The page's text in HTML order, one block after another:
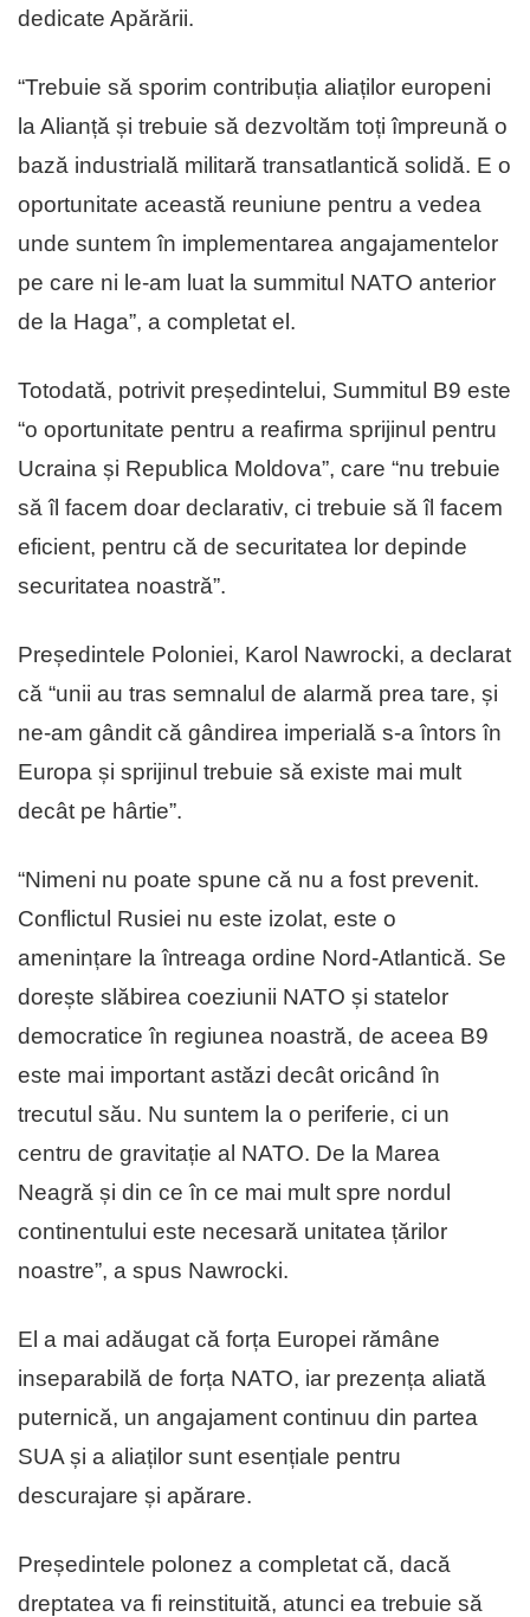
dedicate Apărării.
“Trebuie să sporim contribuția aliaților europeni
la Alianță și trebuie să dezvoltăm toți împreună o
bază industrială militară transatlantică solidă. E o
oportunitate această reuniune pentru a vedea
unde suntem în implementarea angajamentelor
pe care ni le-am luat la summitul NATO anterior
de la Haga”, a completat el.
Totodată, potrivit președintelui, Summitul B9 este
“o oportunitate pentru a reafirma sprijinul pentru
Ucraina și Republica Moldova”, care “nu trebuie
să îl facem doar declarativ, ci trebuie să îl facem
eficient, pentru că de securitatea lor depinde
securitatea noastră”.
Președintele Poloniei, Karol Nawrocki, a declarat
că “unii au tras semnalul de alarmă prea tare, și
ne-am gândit că gândirea imperială s-a întors în
Europa și sprijinul trebuie să existe mai mult
decât pe hârtie”.
“Nimeni nu poate spune că nu a fost prevenit.
Conflictul Rusiei nu este izolat, este o
amenințare la întreaga ordine Nord-Atlantică. Se
dorește slăbirea coeziunii NATO și statelor
democratice în regiunea noastră, de aceea B9
este mai important astăzi decât oricând în
trecutul său. Nu suntem la o periferie, ci un
centru de gravitație al NATO. De la Marea
Neagră și din ce în ce mai mult spre nordul
continentului este necesară unitatea țărilor
noastre”, a spus Nawrocki.
El a mai adăugat că forța Europei rămâne
inseparabilă de forța NATO, iar prezența aliată
puternică, un angajament continuu din partea
SUA și a aliaților sunt esențiale pentru
descurajare și apărare.
Președintele polonez a completat că, dacă
dreptatea va fi reinstituită, atunci ea trebuie să